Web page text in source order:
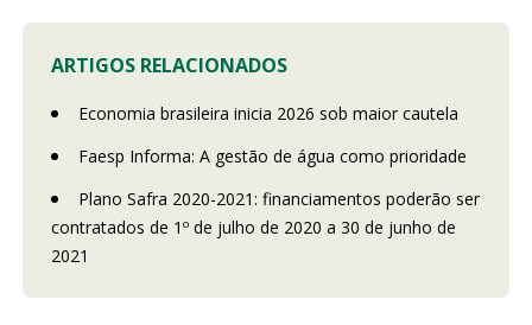
ARTIGOS RELACIONADOS
Economia brasileira inicia 2026 sob maior cautela
Faesp Informa: A gestão de água como prioridade
Plano Safra 2020-2021: financiamentos poderão ser
contratados de 1º de julho de 2020 a 30 de junho de
2021